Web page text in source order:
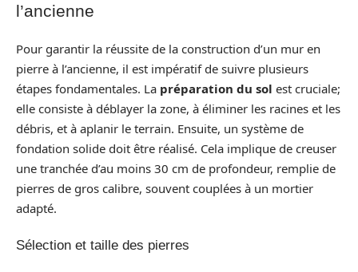
l’ancienne
Pour garantir la réussite de la construction d’un mur en
pierre à l’ancienne, il est impératif de suivre plusieurs
étapes fondamentales. La préparation du sol est cruciale;
elle consiste à déblayer la zone, à éliminer les racines et les
débris, et à aplanir le terrain. Ensuite, un système de
fondation solide doit être réalisé. Cela implique de creuser
une tranchée d’au moins 30 cm de profondeur, remplie de
pierres de gros calibre, souvent couplées à un mortier
adapté.
Sélection et taille des pierres